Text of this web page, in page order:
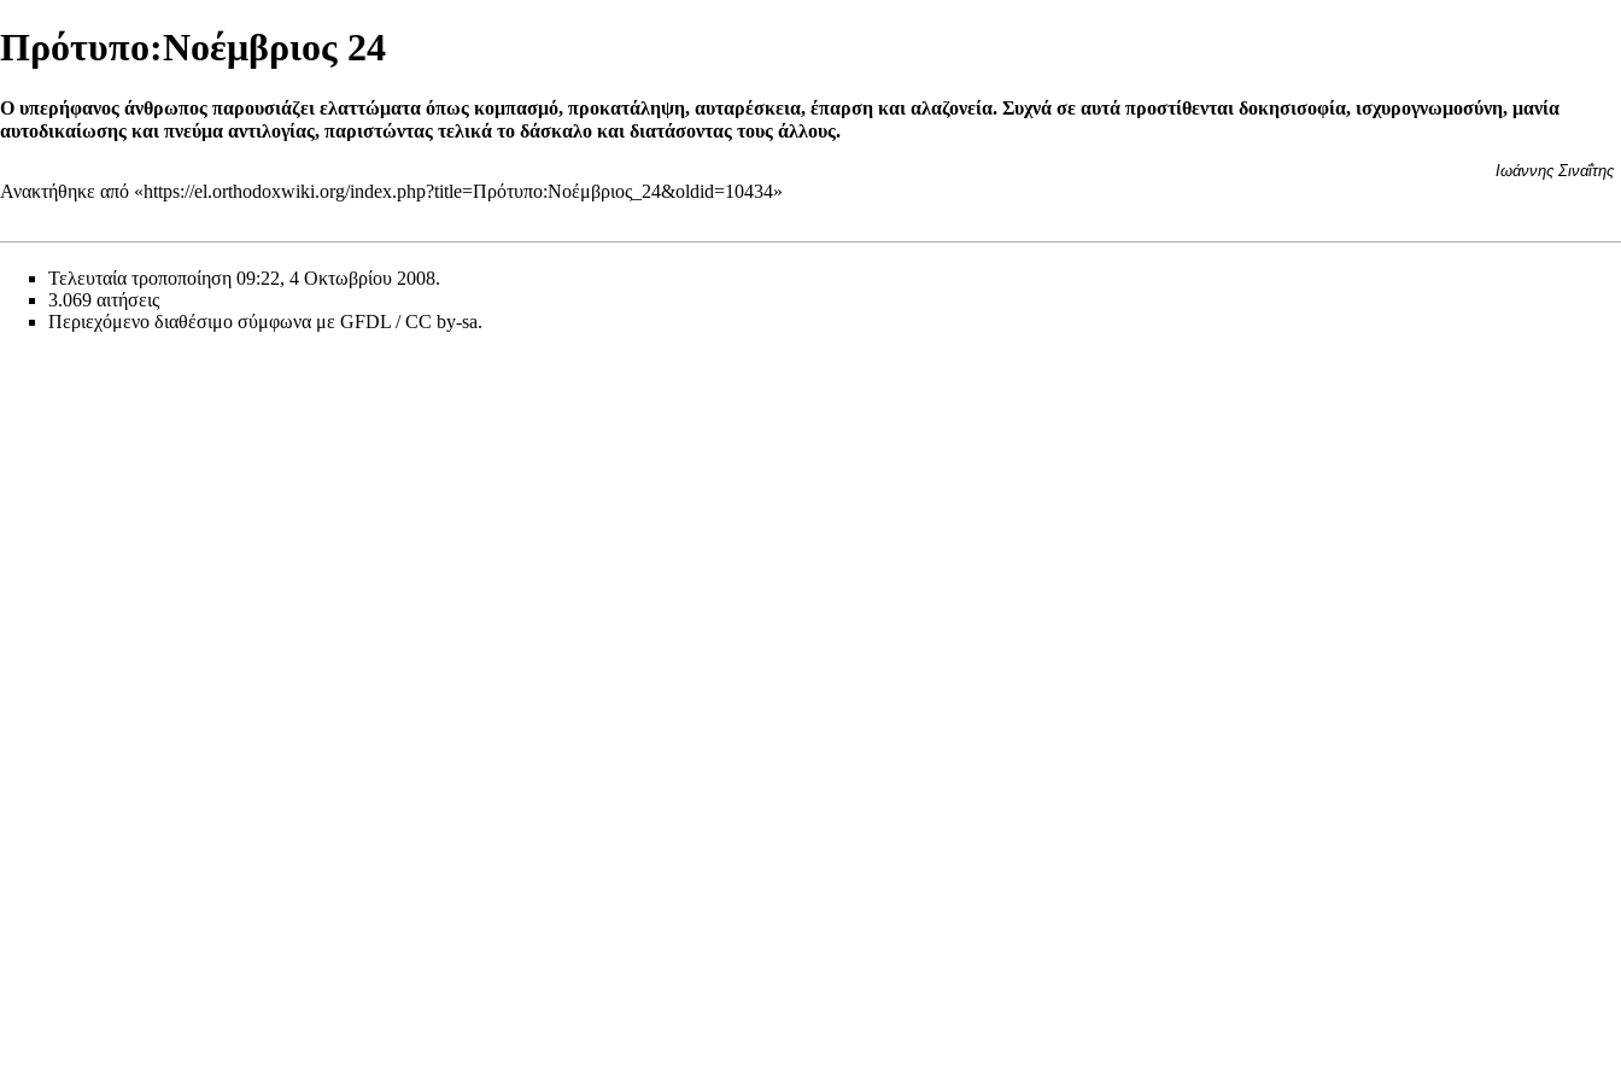
Πρότυπο:Νοέμβριος 24
Ο υπερήφανος άνθρωπος παρουσιάζει ελαττώματα όπως κομπασμό, προκατάληψη, αυταρέσκεια, έπαρση και αλαζονεία. Συχνά σε αυτά προστίθενται δοκησισοφία, ισχυρογνωμοσύνη, μανία
αυτοδικαίωσης και πνεύμα αντιλογίας, παριστώντας τελικά το δάσκαλο και διατάσοντας τους άλλους.
Ιωάννης Σιναΐτης
Ανακτήθηκε από «https://el.orthodoxwiki.org/index.php?title=Πρότυπο:Νοέμβριος_24&oldid=10434»
Τελευταία τροποποίηση 09:22, 4 Οκτωβρίου 2008.
3.069 αιτήσεις
Περιεχόμενο διαθέσιμο σύμφωνα με GFDL / CC by-sa.